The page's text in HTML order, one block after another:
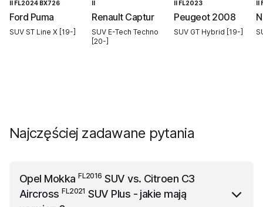
II FL2024 BX726
Ford Puma
SUV ST Line X [19-]
II
Renault Captur
SUV E-Tech Techno
[20-]
II FL2023
Peugeot 2008
SUV GT Hybrid [19-]
II
Najczęściej zadawane pytania
Opel MokkaFL2016 SUV vs. Citroen C3
AircrossFL2021 SUV Plus - jakie mają